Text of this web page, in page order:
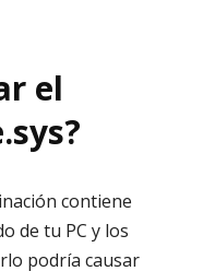
el
contiene
de tu PC y los
podría causar